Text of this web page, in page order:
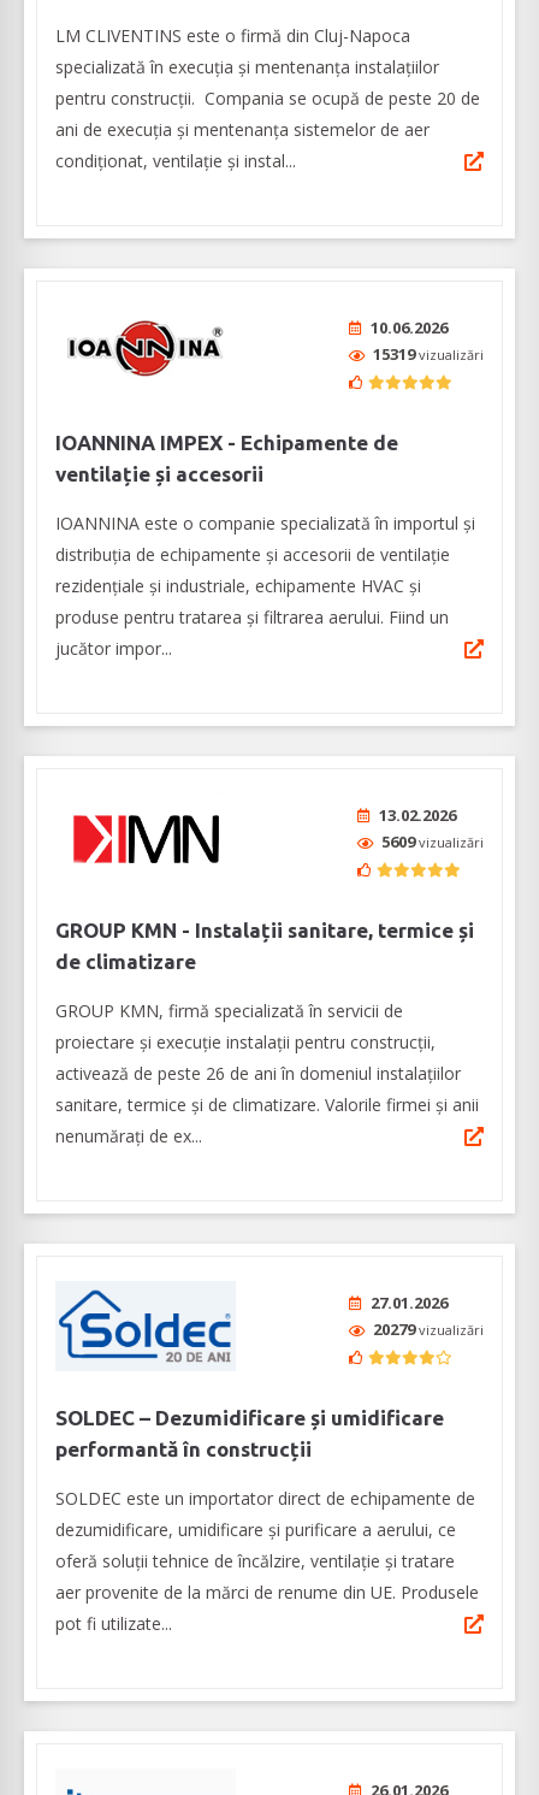
LM CLIVENTINS este o firmă din Cluj-Napoca
specializată în execuția și mentenanța instalațiilor
pentru construcții. Compania se ocupă de peste 20 de
ani de execuția și mentenanța sistemelor de aer
condiționat, ventilație și instal...
10.06.2026
15319vizualizări
IOANNINA IMPEX - Echipamente de
ventilație și accesorii
IOANNINA este o companie specializată în importul și
distribuția de echipamente și accesorii de ventilație
rezidențiale și industriale, echipamente HVAC și
produse pentru tratarea și filtrarea aerului. Fiind un
jucător impor...
13.02.2026
5609vizualizări
GROUP KMN - Instalații sanitare, termice și
de climatizare
GROUP KMN, firmă specializată în servicii de
proiectare și execuție instalații pentru construcții,
activează de peste 26 de ani în domeniul instalațiilor
sanitare, termice și de climatizare. Valorile firmei și anii
nenumărați de ex...
27.01.2026
20279vizualizări
SOLDEC – Dezumidificare și umidificare
performantă în construcții
SOLDEC este un importator direct de echipamente de
dezumidificare, umidificare și purificare a aerului, ce
oferă soluții tehnice de încălzire, ventilație și tratare
aer provenite de la mărci de renume din UE. Produsele
pot fi utilizate...
26.01.2026